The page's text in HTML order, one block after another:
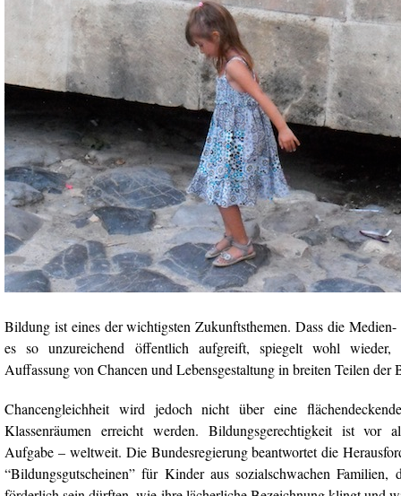
Bildung ist eines der wichtigsten Zukunftsthemen. Dass die
es so unzureichend öffentlich aufgreift, spiegelt wohl
Auffassung von Chancen und Lebensgestaltung in breiten Teilen der
Chancengleichheit wird jedoch nicht über eine
Klassenräumen erreicht werden. Bildungsgerechtigkeit ist vor
Aufgabe – weltweit. Die Bundesregierung beantwortet die
“Bildungsgutscheinen” für Kinder aus sozialschwachen